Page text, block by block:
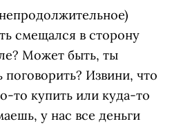
смещался в сторону
Может быть, ты
Извини, что
то купить или куда-то
у нас все деньги